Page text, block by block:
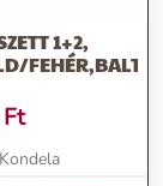
1+2,
FEHÉR,BALTO
Ft
Kondela